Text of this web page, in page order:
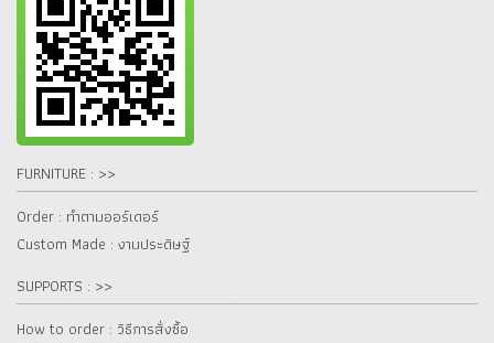
FURNITURE : >>
Order : ทำตามออร์เดอร์
Custom Made : งานประดิษฐ์
SUPPORTS : >>
How to order : วิธีการสั่งซื้อ